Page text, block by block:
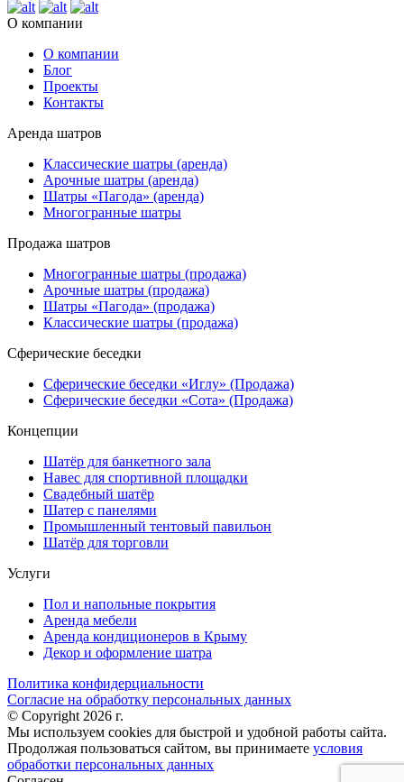
О компании
О компании
Блог
Проекты
Контакты
Аренда шатров
Классические шатры (аренда)
Арочные шатры (аренда)
Шатры «Пагода» (аренда)
Многогранные шатры
Продажа шатров
Многогранные шатры (продажа)
Арочные шатры (продажа)
Шатры «Пагода» (продажа)
Классические шатры (продажа)
Сферические беседки
Сферические беседки «Иглу» (Продажа)
Сферические беседки «Сота» (Продажа)
Концепции
Шатёр для банкетного зала
Навес для спортивной площадки
Свадебный шатёр
Шатер с панелями
Промышленный тентовый павильон
Шатёр для торговли
Услуги
Пол и напольные покрытия
Аренда мебели
Аренда кондиционеров в Крыму
Декор и оформление шатра
Политика конфидерциальности
Согласие на обработку персональных данных
© Copyright 2026 г.
Мы используем cookies для быстрой и удобной работы сайта.
Продолжая пользоваться сайтом, вы принимаете условия
обработки персональных данных